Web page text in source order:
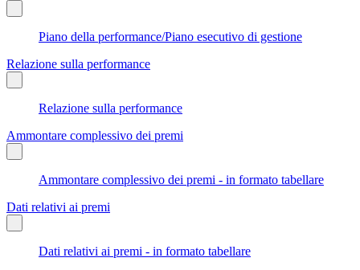
Piano della performance/Piano esecutivo di gestione
Relazione sulla performance
Relazione sulla performance
Ammontare complessivo dei premi
Ammontare complessivo dei premi - in formato tabellare
Dati relativi ai premi
Dati relativi ai premi - in formato tabellare